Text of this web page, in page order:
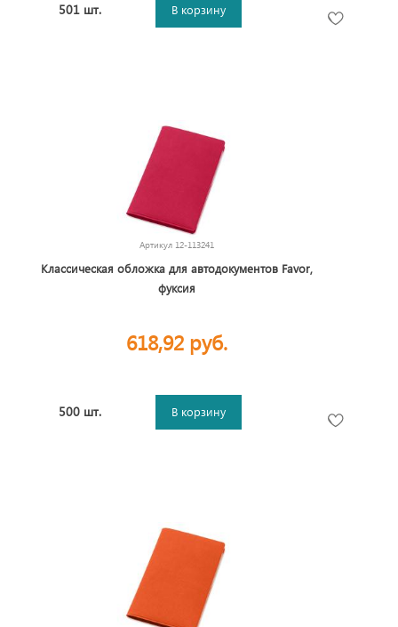
501 шт. В корзину
Артикул 12-113241
Классическая обложка для автодокументов Favor,
фуксия
618,92 руб.
500 шт. В корзину